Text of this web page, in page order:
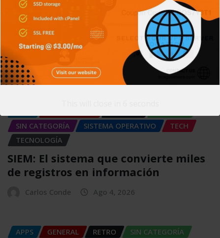
SIN CATEGORÍA
SISTEMA OPERATIVO
TECH
TECNOLOGÍA
Git: La herramienta que transformó
el desarrollo de software
Carlos Conde Ago 5, 2026
SIN CATEGORÍA
SISTEMA OPERATIVO
TECH
TECNOLOGÍA
SIEM: El sistema que convierte miles
de registros en información
Carlos Conde Ago 4, 2026
APPS GENERAL RETRO
SIN CATEGORÍA